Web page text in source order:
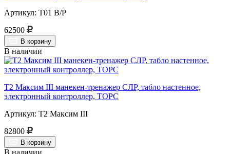
Артикул: Т01 В/Р
62500
В корзину
В наличии
Т2 Максим III манекен-тренажер СЛР, табло настенное,
электронный контроллер, ТОРС
Артикул: Т2 Максим III
82800
В корзину
В наличии